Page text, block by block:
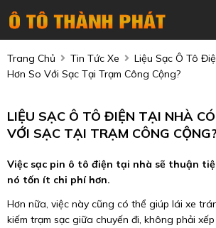
Trang Chủ Tin Tức Xe
Liệu Sạc Ô Tô
Hơn So Với Sạc Tại Trạm Công Cộng?
LIỆU SẠC Ô TÔ ĐIỆN TẠI NHÀ
VỚI SẠC TẠI TRẠM CÔNG
Việc sạc pin ô tô điện tại nhà sẽ thuận
nó tốn ít chi phí hơn.
Hơn nữa, việc này cũng có thể giúp lái xe
kiếm trạm sạc giữa chuyến đi, không phải